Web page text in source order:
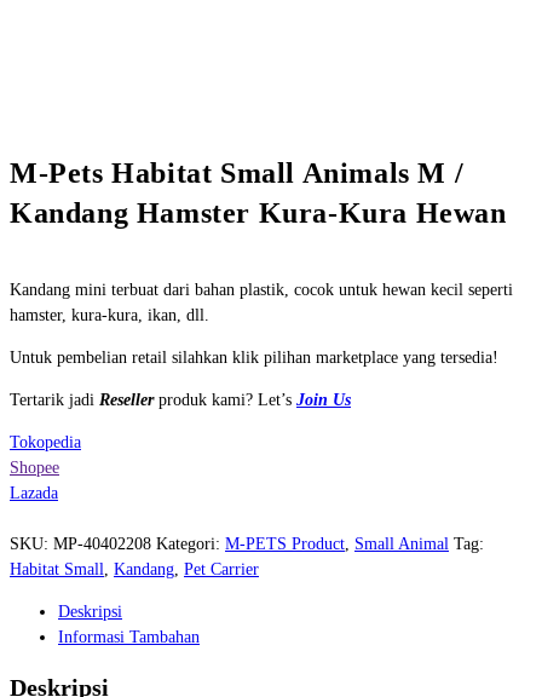
M-Pets Habitat Small Animals M /
Kandang Hamster Kura-Kura Hewan
Kandang mini terbuat dari bahan plastik, cocok untuk hewan kecil seperti
hamster, kura-kura, ikan, dll.
Untuk pembelian retail silahkan klik pilihan marketplace yang tersedia!
Tertarik jadi Resellerproduk kami? Let’s Join Us
Tokopedia
Shopee
Lazada
SKU: MP-40402208 Kategori: M-PETS Product, Small Animal Tag:
Habitat Small, Kandang, Pet Carrier
Deskripsi
Informasi Tambahan
Deskripsi